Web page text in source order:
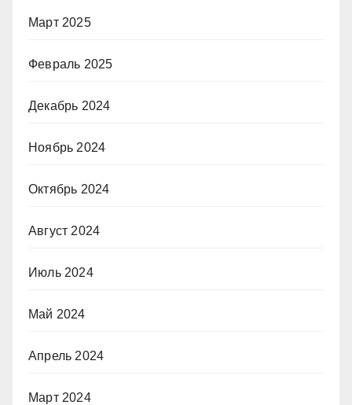
Март 2025
Февраль 2025
Декабрь 2024
Ноябрь 2024
Октябрь 2024
Август 2024
Июль 2024
Май 2024
Апрель 2024
Март 2024